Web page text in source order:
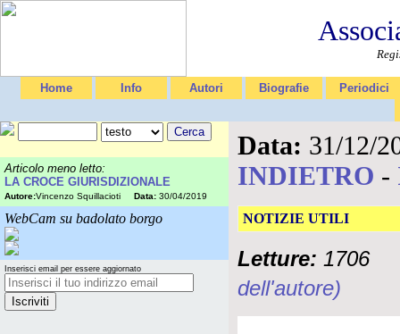
Home Info Autori Biografie Periodici
Articolo meno letto:
LA CROCE GIURISDIZIONALE
Autore:Vincenzo Squillacioti Data: 30/04/2019
WebCam su badolato borgo
Inserisci email per essere aggiornato
Data: 31/12/
INDIETRO -
NOTIZIE UTILI
Letture: 1706
dell'autore)